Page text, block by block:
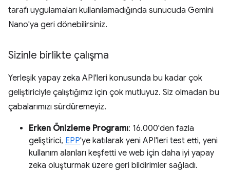
tarafı uygulamaları kullanılamadığında sunucuda Gemini
Nano'ya geri dönebilirsiniz.
Sizinle birlikte çalışma
Yerleşik yapay zeka API'leri konusunda bu kadar çok
geliştiriciyle çalıştığımız için çok mutluyuz. Siz olmadan bu
çabalarımızı sürdüremeyiz.
Erken Önizleme Programı: 16.000'den fazla
geliştirici, EPP'ye katılarak yeni API'leri test etti, yeni
kullanım alanları keşfetti ve web için daha iyi yapay
zeka oluşturmak üzere geri bildirimler sağladı.